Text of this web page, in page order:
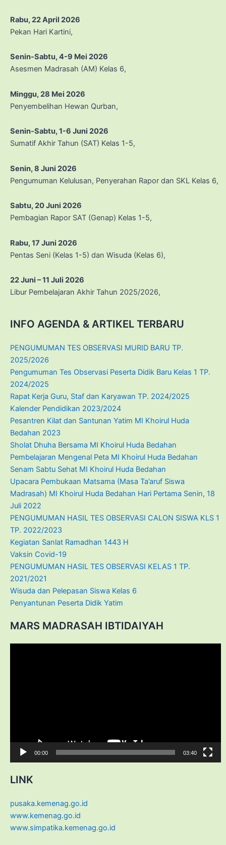
Rabu, 22 April 2026
Pekan Hari Kartini,
Senin-Sabtu, 4-9 Mei 2026
Asesmen Madrasah (AM) Kelas 6,
Minggu, 28 Mei 2026
Penyembelihan Hewan Qurban,
Senin-Sabtu, 1-6 Juni 2026
Sumatif Akhir Tahun (SAT) Kelas 1-5,
Senin, 8 Juni 2026
Pengumuman Kelulusan, Penyerahan Rapor dan SKL Kelas 6,
Sabtu, 20 Juni 2026
Pembagian Rapor SAT (Genap) Kelas 1-5,
Rabu, 17 Juni 2026
Pentas Seni (Kelas 1-5) dan Wisuda (Kelas 6),
22 Juni – 11 Juli 2026
Libur Pembelajaran Akhir Tahun 2025/2026,
INFO AGENDA & ARTIKEL TERBARU
PENGUMUMAN TES OBSERVASI MURID BARU TP.
2025/2026
Pengumuman Tes Observasi Peserta Didik Baru Kelas 1 TP.
2024/2025
Rapat Kerja Guru, Staf dan Karyawan TP. 2024/2025
Kalender Pendidikan 2023/2024
Pesantren Kilat dan Santunan Yatim MI Khoirul Huda
Bedahan 2023
Sholat Dhuha Bersama MI Khoirul Huda Bedahan
Pembelajaran Mengenal Peta MI Khoirul Huda Bedahan
Senam Sabtu Sehat MI Khoirul Huda Bedahan
Upacara Pembukaan Matsama (Masa Ta’aruf Siswa
Madrasah) MI Khoirul Huda Bedahan Hari Pertama Senin, 18
Juli 2022
PENGUMUMAN HASIL TES OBSERVASI CALON SISWA KLS 1
TP. 2022/2023
Kegiatan Sanlat Ramadhan 1443 H
Vaksin Covid-19
PENGUMUMAN HASIL TES OBSERVASI KELAS 1 TP.
2021/2021
Wisuda dan Pelepasan Siswa Kelas 6
Penyantunan Peserta Didik Yatim
MARS MADRASAH IBTIDAIYAH
00:00 03:40
LINK
pusaka.kemenag.go.id
www.kemenag.go.id
www.simpatika.kemenag.go.id